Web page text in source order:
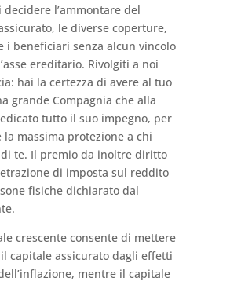
l’ammontare del
le diverse coperture,
i beneficiari senza alcun vincolo
ereditario. Rivolgiti a noi
hai la certezza di avere al tuo
grande Compagnia che alla
tutto il suo impegno, per
massima protezione a chi
te. Il premio da inoltre diritto
di imposta sul reddito
fisiche dichiarato dal
crescente consente di mettere
capitale assicurato dagli effetti
mentre il capitale